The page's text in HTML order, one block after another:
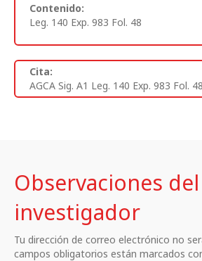
Contenido:
Leg. 140 Exp. 983 Fol. 48
Cita:
AGCA Sig. A1 Leg. 140 Exp. 983 Fol. 48
Observaciones del
investigador
Tu dirección de correo electrónico no
campos obligatorios están marcados